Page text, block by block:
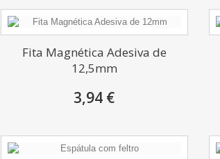
Fita Magnética Adesiva de
12,5mm
3,94 €